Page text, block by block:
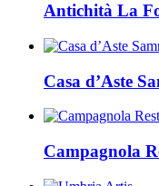
Antichità La
Casa d’Aste
Campagnola